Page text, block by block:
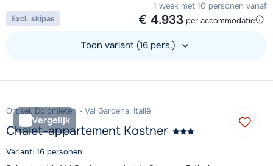
1 week met 10 personen vanaf
€ 4.933 per accommodatie
Excl. skipas
Toon variant (16 pers.)
Vergelijk
Ortisei, Dolomieten - Val Gardena, Italië
Chalet-appartement Kostner
Variant: 16 personen